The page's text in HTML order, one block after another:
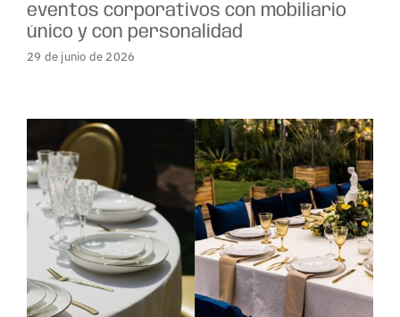
eventos corporativos con mobiliario
único y con personalidad
29 de junio de 2026